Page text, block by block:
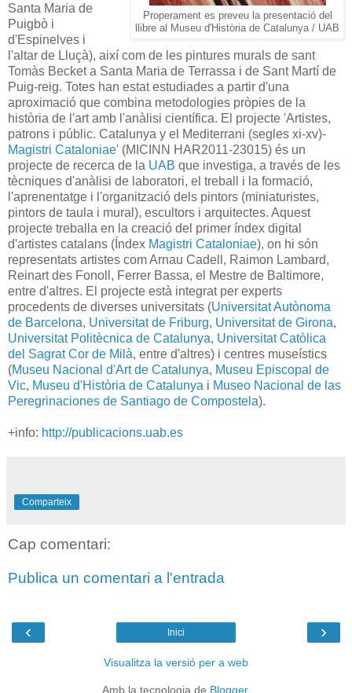
Properament es preveu la presentació del
llibre al Museu d'Història de Catalunya / UAB
Santa Maria de
Puigbò i
d'Espinelves i
l'altar de Lluçà), així com de les pintures murals de sant
Tomàs Becket a Santa Maria de Terrassa i de Sant Martí de
Puig-reig. Totes han estat estudiades a partir d'una
aproximació que combina metodologies pròpies de la
història de l'art amb l'anàlisi científica. El projecte 'Artistes,
patrons i públic. Catalunya y el Mediterrani (segles xi-xv)-
Magistri Cataloniae' (MICINN HAR2011-23015) és un
projecte de recerca de la UAB que investiga, a través de les
tècniques d'anàlisi de laboratori, el treball i la formació,
l'aprenentatge i l'organització dels pintors (miniaturistes,
pintors de taula i mural), escultors i arquitectes. Aquest
projecte treballa en la creació del primer índex digital
d'artistes catalans (Índex Magistri Cataloniae), on hi són
representats artistes com Arnau Cadell, Raimon Lambard,
Reinart des Fonoll, Ferrer Bassa, el Mestre de Baltimore,
entre d'altres. El projecte està integrat per experts
procedents de diverses universitats (Universitat Autònoma
de Barcelona, Universitat de Friburg, Universitat de Girona,
Universitat Politècnica de Catalunya, Universitat Catòlica
del Sagrat Cor de Milà, entre d'altres) i centres museístics
(Museu Nacional d'Art de Catalunya, Museu Episcopal de
Vic, Museu d'Història de Catalunya i Museo Nacional de las
Peregrinaciones de Santiago de Compostela).
+info: http://publicacions.uab.es
Comparteix
Cap comentari:
Publica un comentari a l'entrada
‹ ›
Inici
Visualitza la versió per a web
Amb la tecnologia de Blogger.